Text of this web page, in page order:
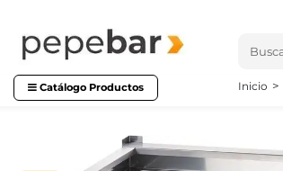
Catálogo Productos Inicio